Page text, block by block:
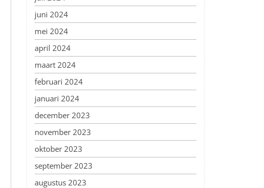
juni 2024
mei 2024
april 2024
maart 2024
februari 2024
januari 2024
december 2023
november 2023
oktober 2023
september 2023
augustus 2023